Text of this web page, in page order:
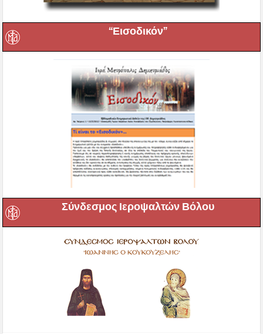
“Εισοδικόν”
Σύνδεσμος Ιεροψαλτών Βόλου